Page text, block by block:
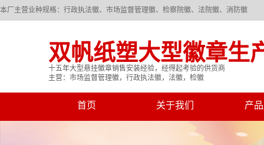
本厂主营业种规格：行政执法徽、市场监督管理徽、检察院徽、法院徽、消防徽
双帆纸塑大型徽章生
十五年大型悬挂徽章销售安装经验，经得起考验的供货商
主营：市场监督管理徽，行政执法徽，法徽，检徽
首页 关于我们 产